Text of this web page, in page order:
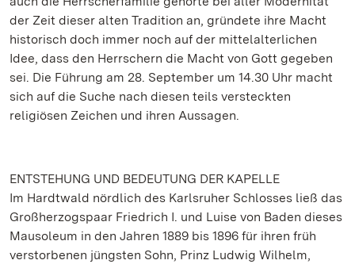
der Zeit dieser alten Tradition an, gründete ihre Macht
historisch doch immer noch auf der mittelalterlichen
Idee, dass den Herrschern die Macht von Gott gegeben
sei. Die Führung am 28. September um 14.30 Uhr macht
sich auf die Suche nach diesen teils versteckten
religiösen Zeichen und ihren Aussagen.
ENTSTEHUNG UND BEDEUTUNG DER KAPELLE
Im Hardtwald nördlich des Karlsruher Schlosses ließ das
Großherzogspaar Friedrich I. und Luise von Baden dieses
Mausoleum in den Jahren 1889 bis 1896 für ihren früh
verstorbenen jüngsten Sohn, Prinz Ludwig Wilhelm,